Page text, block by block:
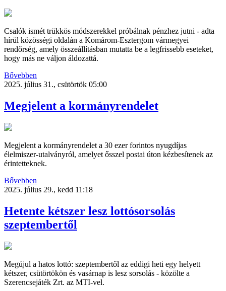
Csalók ismét trükkös módszerekkel próbálnak pénzhez jutni - adta
hírül közösségi oldalán a Komárom-Esztergom vármegyei
rendőrség, amely összeállításban mutatta be a legfrissebb eseteket,
hogy más ne váljon áldozattá.
Bővebben
2025. július 31., csütörtök 05:00
Megjelent a kormányrendelet
Megjelent a kormányrendelet a 30 ezer forintos nyugdíjas
élelmiszer-utalványról, amelyet ősszel postai úton kézbesítenek az
érintetteknek.
Bővebben
2025. július 29., kedd 11:18
Hetente kétszer lesz lottósorsolás
szeptembertől
Megújul a hatos lottó: szeptembertől az eddigi heti egy helyett
kétszer, csütörtökön és vasárnap is lesz sorsolás - közölte a
Szerencsejáték Zrt. az MTI-vel.